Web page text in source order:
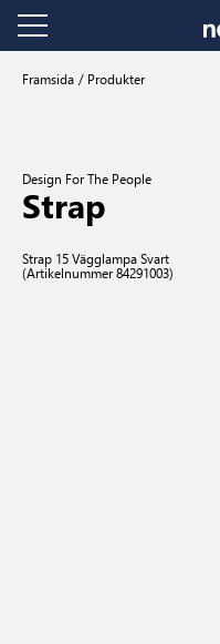
Framsida Produkter
Design For The People
Strap
Strap 15 Vägglampa Svart
(Artikelnummer 84291003)